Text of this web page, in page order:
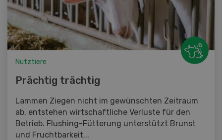
Nutztiere
Prächtig trächtig
Lammen Ziegen nicht im gewünschten Zeitraum
ab, entstehen wirtschaftliche Verluste für den
Betrieb. Flushing-Fütterung unterstützt Brunst
und Fruchtbarkeit...